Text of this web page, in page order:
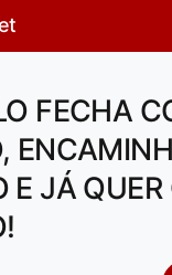
FECHA
E JÁ QUER